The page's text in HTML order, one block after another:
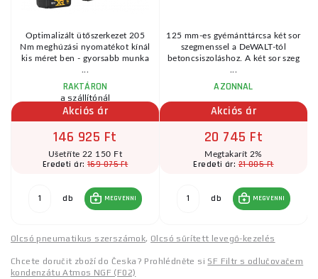
Optimalizált ütőszerkezet 205
Nm meghúzási nyomatékot kínál
kis méret ben - gyorsabb munka
RAKTÁRON
a szállítónál
Akciós ár
146 925 Ft
Ušetříte 22 150 Ft
Eredeti ár: 169 075 Ft
db MEGVENNI
125 mm-es gyémánttárcsa két sor
szegmenssel a DeWALT-tól
betoncsiszoláshoz. A két sor szeg
AZONNAL
Akciós ár
20 745 Ft
Megtakarít 2%
Eredeti ár:21 005 Ft
db MEGVENNI
Olcsó pneumatikus szerszámok, Olcsó sűrített levegő-kezelés
Chcete doručit zboží do Česka? Prohlédněte si SF Filtr s odlučovačem
kondenzátu Atmos NGF (F02)